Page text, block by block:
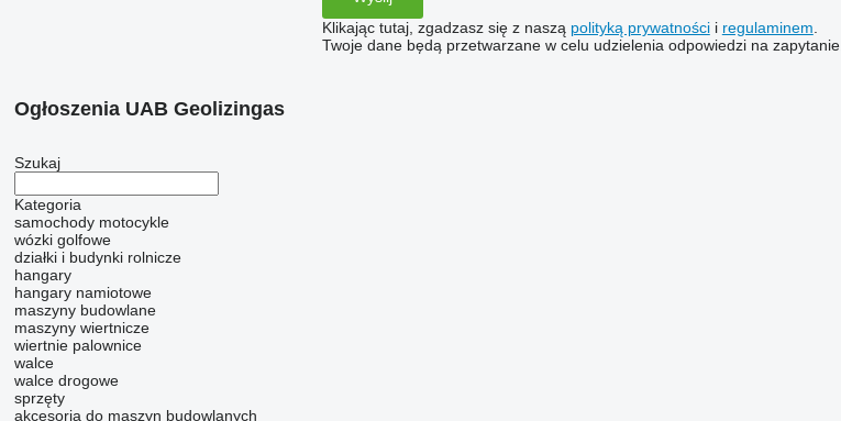
Klikając tutaj, zgadzasz się z naszą polityką prywatnościi regulaminem
Twoje dane będą przetwarzane w celu udzielenia odpowiedzi na zapytanie.
Ogłoszenia UAB Geolizingas
Szukaj
Kategoria
samochody motocykle
wózki golfowe
działki i budynki rolnicze
hangary
hangary namiotowe
maszyny budowlane
maszyny wiertnicze
wiertnie palownice
walce
walce drogowe
sprzęty
akcesoria do maszyn budowlanych